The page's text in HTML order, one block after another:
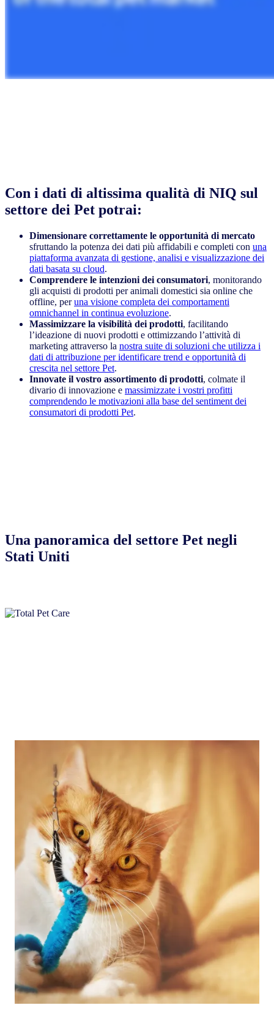
Con i dati di altissima qualità di NIQ sul
settore dei Pet potrai:
Dimensionare correttamente le opportunità di mercato
sfruttando la potenza dei dati più affidabili e completi con una
piattaforma avanzata di gestione, analisi e visualizzazione dei
dati basata su cloud.
Comprendere le intenzioni dei consumatori, monitorando
gli acquisti di prodotti per animali domestici sia online che
offline, peruna visione completa dei comportamenti
omnichannel in continua evoluzione.
Massimizzare la visibilità dei prodotti, facilitando
l’ideazione di nuovi prodotti e ottimizzando l’attività di
marketing attraverso la nostra suite di soluzioni che utilizza i
dati di attribuzione per identificare trend e opportunità di
crescita nel settore Pet.
Innovate il vostro assortimento di prodotti, colmate il
divario di innovazione e massimizzate i vostri profitti
comprendendo le motivazioni alla base del sentiment dei
consumatori di prodotti Pet.
Una panoramica del settore Pet negli
Stati Uniti